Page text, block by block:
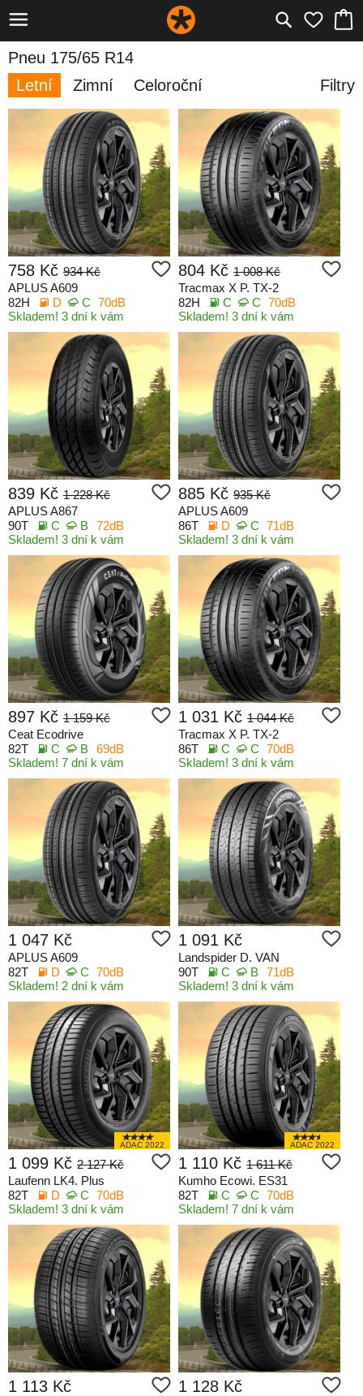
Pneu 175/65 R14
Letní
Zimní Celoroční Filtry
758 Kč 934 Kč
APLUS A609
82H
D C 70dB
Skladem! 3 dní k vám
804 Kč 1 008 Kč
Tracmax X P. TX-2
82H
C C 70dB
Skladem! 3 dní k vám
839 Kč 1 228 Kč
APLUS A867
90T
C B 72dB
Skladem! 3 dní k vám
885 Kč 935 Kč
APLUS A609
86T
D C 71dB
Skladem! 3 dní k vám
897 Kč 1 159 Kč
Ceat Ecodrive
82T
C B 69dB
Skladem! 7 dní k vám
1 031 Kč 1 044 Kč
Tracmax X P. TX-2
86T
C C 70dB
Skladem! 3 dní k vám
1 047 Kč
APLUS A609
82T
D C 70dB
Skladem! 2 dní k vám
1 091 Kč
Landspider D. VAN
90T
C B 71dB
Skladem! 3 dní k vám
ADAC 2022
1 099 Kč 2 127 Kč
Laufenn LK4. Plus
82T
D C 70dB
Skladem! 3 dní k vám
ADAC 2022
1 110 Kč 1 611 Kč
Kumho Ecowi. ES31
82T
C C 70dB
Skladem! 7 dní k vám
1 113 Kč 1 128 Kč